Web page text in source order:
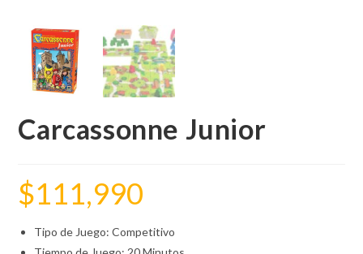
Carcassonne Junior
$111,990
Tipo de Juego: Competitivo